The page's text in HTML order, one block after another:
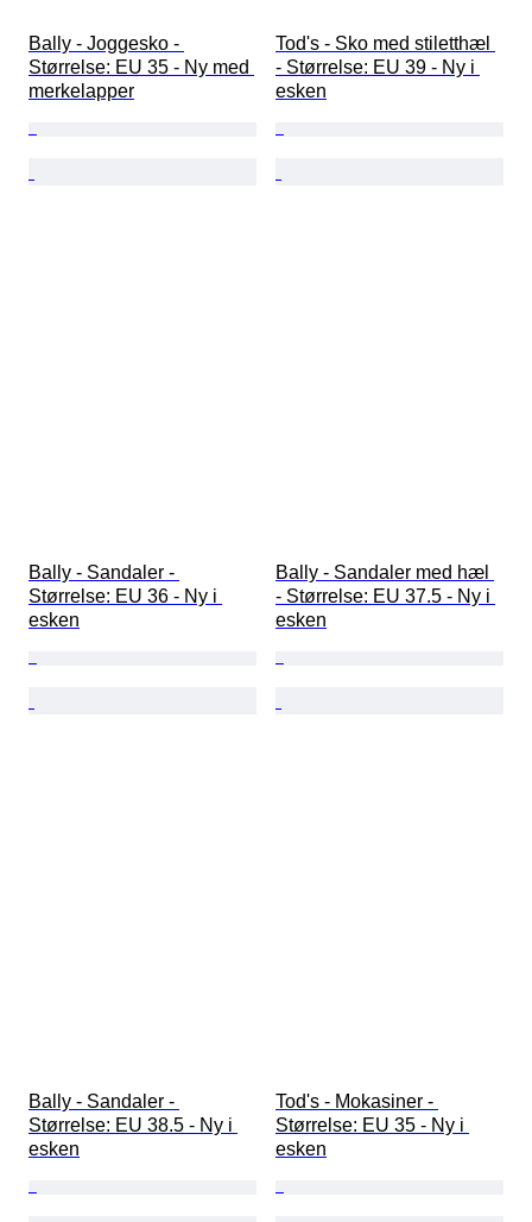
Bally - Joggesko -
Størrelse: EU 35 - Ny med
merkelapper
Tod's - Sko med stiletthæl
- Størrelse: EU 39 - Ny i
esken
Bally - Sandaler -
Størrelse: EU 36 - Ny i
esken
Bally - Sandaler med hæl
- Størrelse: EU 37.5 - Ny i
esken
Bally - Sandaler -
Størrelse: EU 38.5 - Ny i
esken
Tod's - Mokasiner -
Størrelse: EU 35 - Ny i
esken